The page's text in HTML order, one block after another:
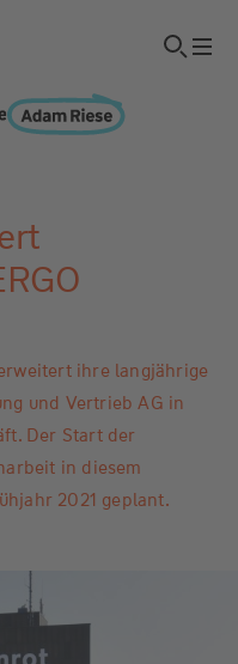
ihre langjährige
und Vertrieb AG in
Der Start der
in diesem
2021 geplant.